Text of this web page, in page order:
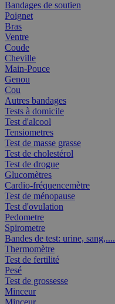
Bandages de soutien
Poignet
Bras
Ventre
Coude
Cheville
Main-Pouce
Genou
Cou
Autres bandages
Tests à domicile
Test d'alcool
Tensiometres
Test de masse grasse
Test de cholestérol
Test de drogue
Glucomètres
Cardio-fréquencemètre
Test de ménopause
Test d'ovulation
Pedometre
Spirometre
Bandes de test: urine, sang,....
Thermomètre
Test de fertilité
Pesé
Test de grossesse
Minceur